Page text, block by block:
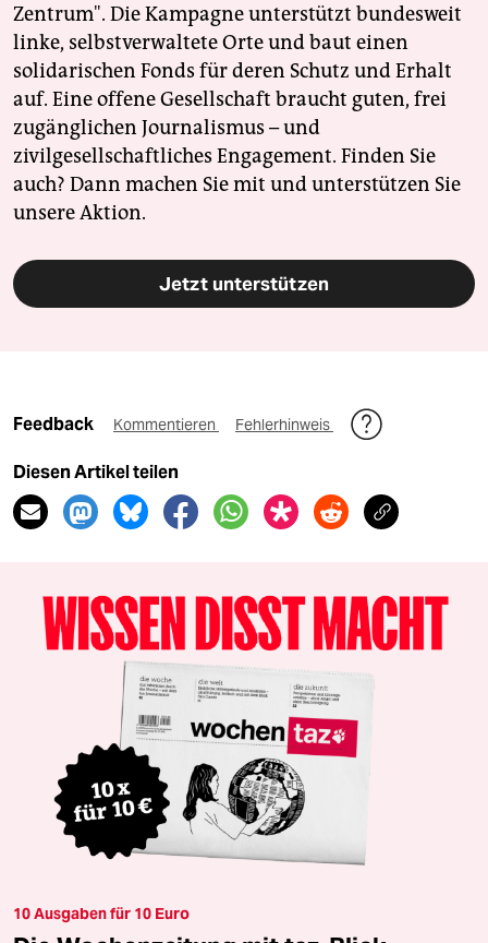
Zentrum". Die Kampagne unterstützt bundesweit
linke, selbstverwaltete Orte und baut einen
solidarischen Fonds für deren Schutz und Erhalt
auf. Eine offene Gesellschaft braucht guten, frei
zugänglichen Journalismus – und
zivilgesellschaftliches Engagement. Finden Sie
auch? Dann machen Sie mit und unterstützen Sie
unsere Aktion.
Jetzt unterstützen
Feedback Kommentieren Fehlerhinweis
Diesen Artikel teilen
10 Ausgaben für 10 Euro